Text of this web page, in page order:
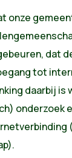
onze
dat
tot
daarbij
onderzoek